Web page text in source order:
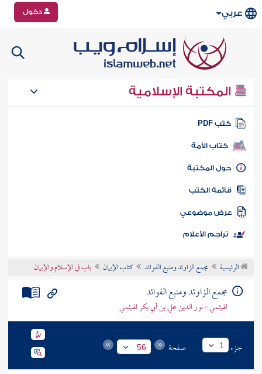
عربي دخول
المكتبة الإسلامية
كتب PDF
كتاب الأمة
المكتبة
الكتب
موضوعي
تراجم الأعلام
الرئيسية مجمع الزاوئد ومنبع الفوائد كتاب الإيمان باب في الإسلام والإيمان
مجمع الزاوئد ومنبع الفوائد
الهيثمي - نور الدين علي بن أبي بكر الهيثمي
جزء 1 صفحة 56